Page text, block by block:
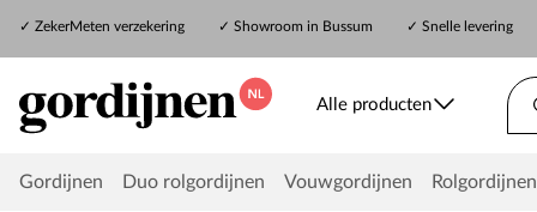
✓ ZekerMeten verzekering ✓ Showroom in Bussum ✓ Snelle levering
Alle producten
Gordijnen Duo rolgordijnen Vouwgordijnen Rolgordijnen